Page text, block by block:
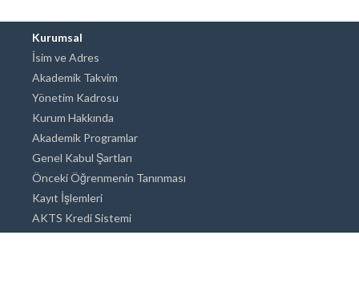
Kurumsal
İsim ve Adres
Akademik Takvim
Yönetim Kadrosu
Kurum Hakkında
Akademik Programlar
Genel Kabul Şartları
Önceki Öğrenmenin Tanınması
Kayıt İşlemleri
AKTS Kredi Sistemi